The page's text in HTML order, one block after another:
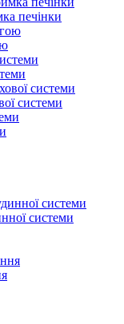
печінки
системи
системи